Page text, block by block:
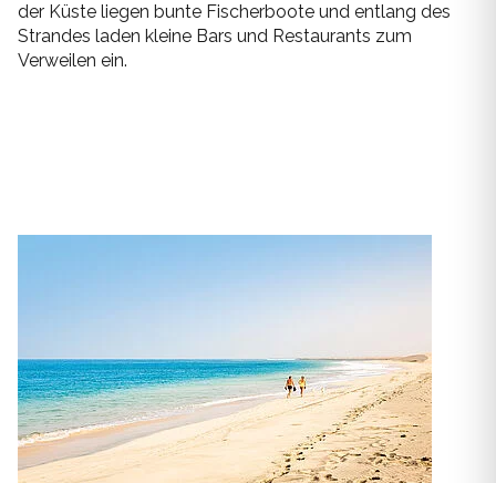
der Küste liegen bunte Fischerboote und entlang des
Strandes laden kleine Bars und Restaurants zum
Verweilen ein.